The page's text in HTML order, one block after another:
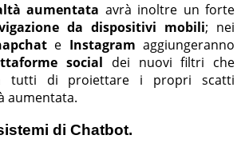
aumentata avrà inoltre un forte
da dispositivi mobili; nei
e Instagram aggiungeranno
social dei nuovi filtri che
tutti di proiettare i propri scatti
aumentata.
di Chatbot.